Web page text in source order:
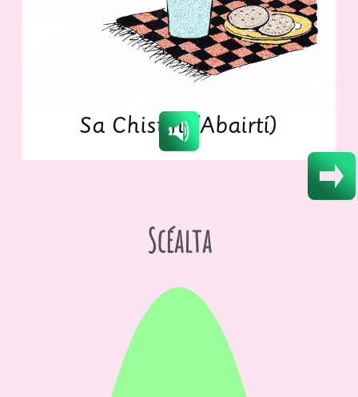
Sa Chistin (Abairtí)
Scéalta